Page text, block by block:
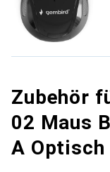
Zubehör
02 Maus
A Optisch